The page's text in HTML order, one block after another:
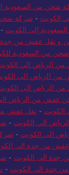
شحن من السعودية
الكويت - شركة شحن
إلى الكويت -
و نقل عفش من جدة
شحن من السعودية
الرياض الي
من الرياض الى
الرياض الى
عفش من الرياض
- نقل عفش
الي الكويت -
الى الكويت -
من جدة الى
جدة الى الكويت -
جدة الى الكويت -